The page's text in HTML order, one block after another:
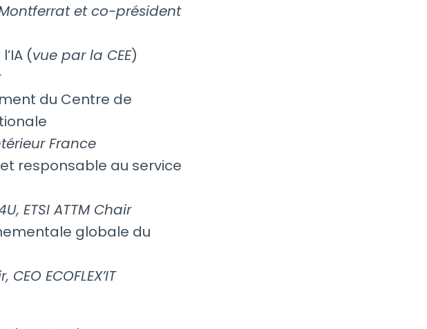
et co-président
(vue par la CEE)
du Centre de
France
responsable au service
ETSI ATTM Chair
globale du
ECOFLEX’IT